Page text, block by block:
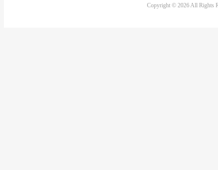
Copyright © 2026 All Rights